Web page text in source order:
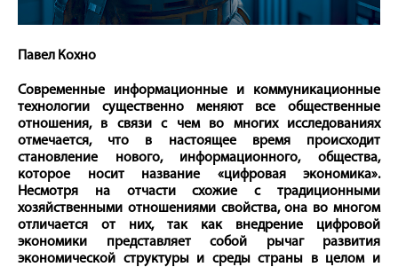
Павел Кохно
Современные информационные и коммуникационные
технологии существенно меняют все общественные
отношения, в связи с чем во многих исследованиях
отмечается, что в настоящее время происходит
становление нового, информационного, общества,
которое носит название «цифровая экономика».
Несмотря на отчасти схожие с традиционными
хозяйственными отношениями свой­ства, она во многом
отличается от них, так как внедрение цифровой
экономики представляет собой рычаг развития
экономической структуры и среды страны в целом и